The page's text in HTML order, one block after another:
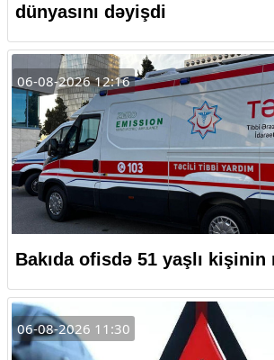
dünyasını dəyişdi
06-08-2026 12:16
Bakıda ofisdə 51 yaşlı kişinin
06-08-2026 11:30